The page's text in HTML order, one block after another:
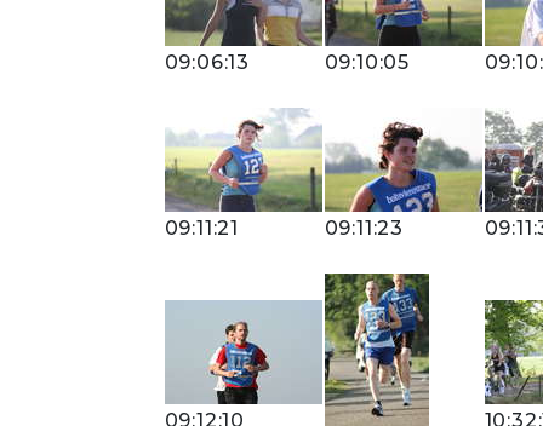
09:06:13 09:10:05
09:11:21 09:11:23
09:12:10